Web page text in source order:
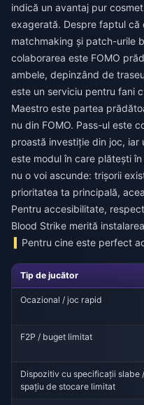
indică un avantaj pur
exagerată. Despre faptul
matchmaking și patch-urile
colaborarea este FOMO
ambele, depinzând de
este un serviciu pentru fani
Maestro este partea
nu din FOMO. Pass-ul este
proastă investiție din joc, iar
este modul în care plătești
nu o voi ascunde: trișorii
prioritatea ta principală,
Pentru accesibilitate,
Blood Strike merită
Pentru cine este perfect
Tip de jucător
Ocazional / joc rapid
F2P / buget limitat
Dispozitiv cu specificații slabe /
spațiu de stocare limitat